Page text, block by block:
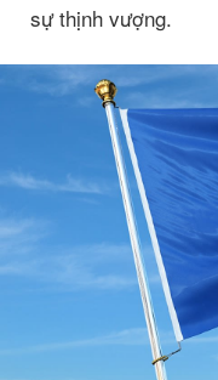
sự thịnh vượng.